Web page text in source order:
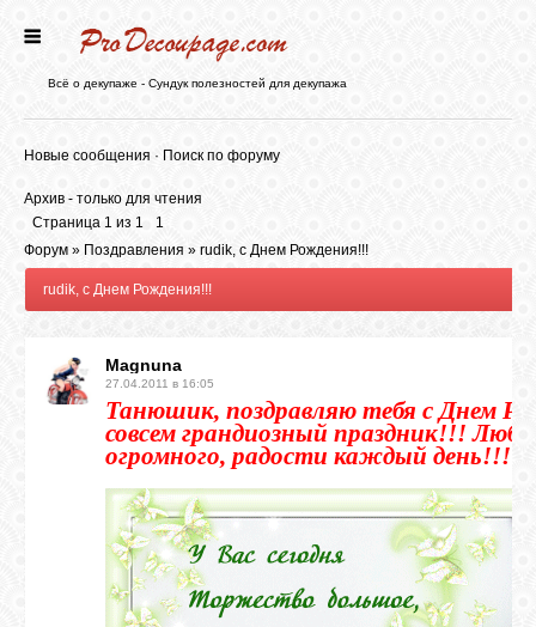
БЛОГ
ФОРУМ
СТАТЬИ
Всё о декупаже - Сундук полезностей для декупажа
Новые сообщения · Поиск по форуму
Архив - только для чтения
Страница 1 из 1
1
Форум » Поздравления » rudik, с Днем Рождения!!!
rudik, с Днем Рождения!!!
Magnuna
27.04.2011 в 16:05
Танюшик, поздравляю тебя с Днем
совсем грандиозный праздник!!!
огромного, радости каждый день!!!!